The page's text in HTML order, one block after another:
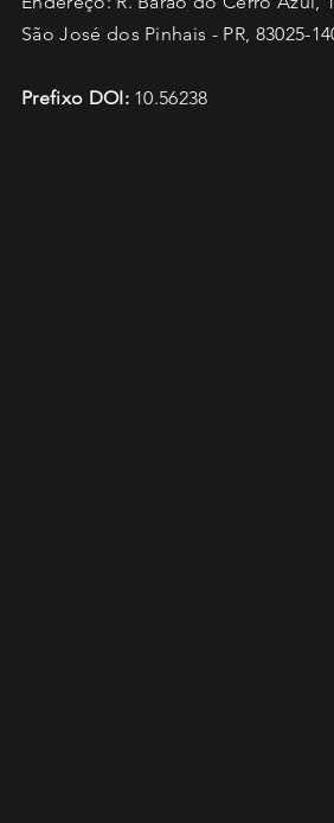
São José dos Pinhais - PR, 83025-
Prefixo DOI:10.56238